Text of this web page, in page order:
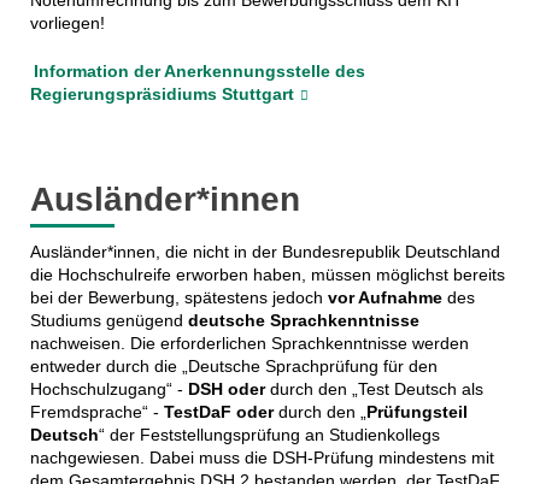
vorliegen!
Information der Anerkennungsstelle des
Regierungspräsidiums Stuttgart
Ausländer*innen
Ausländer*innen, die nicht in der Bundesrepublik Deutschland
die Hochschulreife erworben haben, müssen möglichst bereits
bei der Bewerbung, spätestens jedoch vor Aufnahmedes
Studiums genügend deutsche Sprachkenntnisse
nachweisen. Die erforderlichen Sprachkenntnisse werden
entweder durch die „Deutsche Sprachprüfung für den
Hochschulzugang“ - DSH oderdurch den „Test Deutsch als
Fremdsprache“ - TestDaF oderdurch den „ Prüfungsteil
Deutsch“ der Feststellungsprüfung an Studienkollegs
nachgewiesen. Dabei muss die DSH-Prüfung mindestens mit
dem Gesamtergebnis DSH 2 bestanden werden, der TestDaF